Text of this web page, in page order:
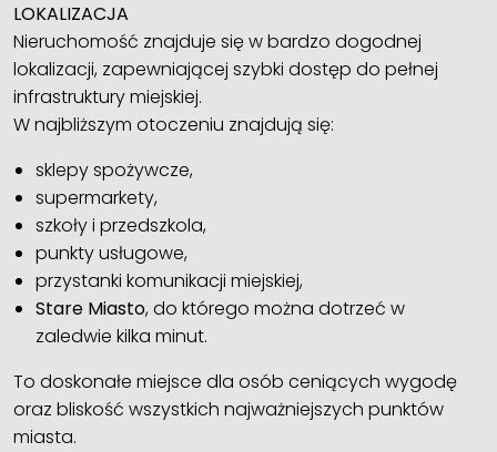
LOKALIZACJA
Nieruchomość znajduje się w bardzo dogodnej
lokalizacji, zapewniającej szybki dostęp do pełnej
infrastruktury miejskiej.
W najbliższym otoczeniu znajdują się:
sklepy spożywcze,
supermarkety,
szkoły i przedszkola,
punkty usługowe,
przystanki komunikacji miejskiej,
Stare Miasto, do którego można dotrzeć w
zaledwie kilka minut.
To doskonałe miejsce dla osób ceniących wygodę
oraz bliskość wszystkich najważniejszych punktów
miasta.